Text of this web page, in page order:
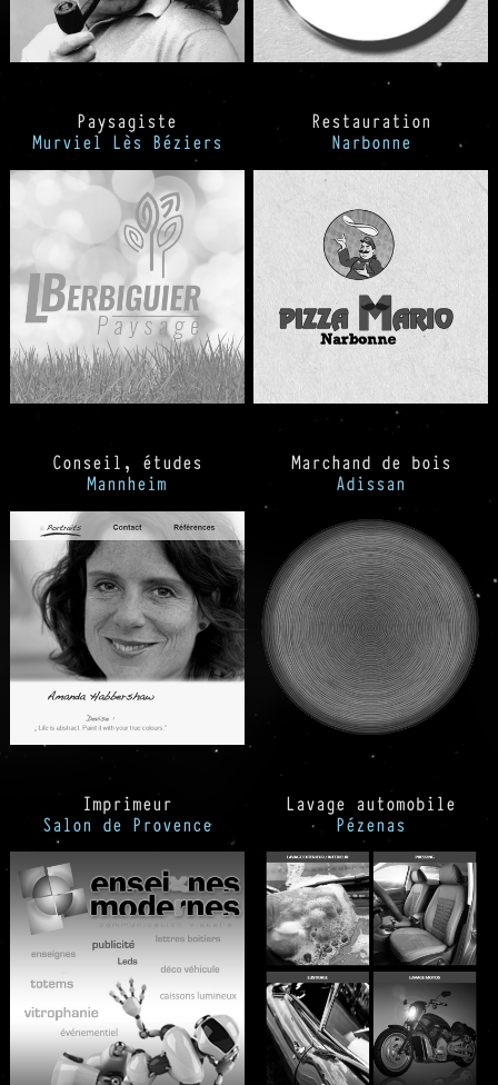
Paysagiste
Murviel Lès Béziers
Restauration
Narbonne
Conseil, études
Mannheim
Marchand de bois
Adissan
Imprimeur
Salon de Provence
Lavage automobile
Pézenas